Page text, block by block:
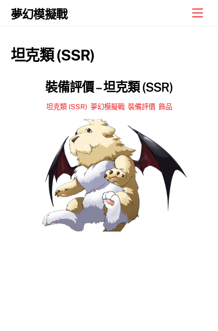
Skip
夢幻模擬戰
坦克類 (SSR)
裝備評價 – 坦克類 (SSR)
坦克類 (SSR), 夢幻模擬戰, 裝備評價, 飾品